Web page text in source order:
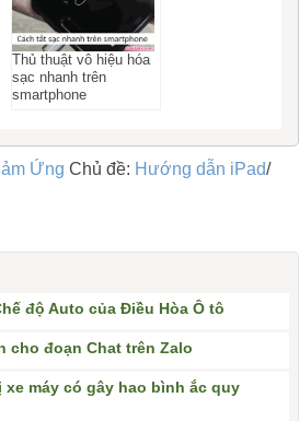
Thủ thuật vô hiệu hóa
sạc nhanh trên
smartphone
Ứng Chủ đề: Hướng dẫn iPad/
độ Auto của Điều Hòa Ô tô
cho đoạn Chat trên Zalo
máy có gây hao bình ắc quy